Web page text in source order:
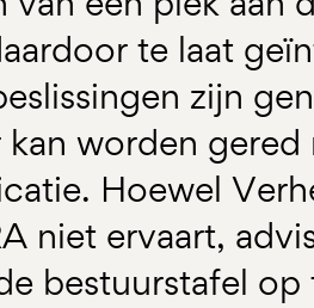
te laat
zijn
kan worden
Hoewel
niet ervaart,
bestuurstafel op